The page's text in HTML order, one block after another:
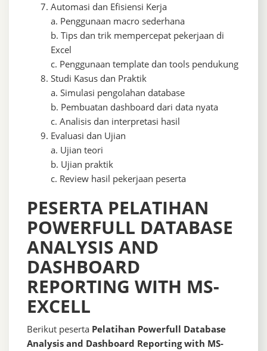
Automasi dan Efisiensi Kerja
a. Penggunaan macro sederhana
b. Tips dan trik mempercepat pekerjaan di
Excel
c. Penggunaan template dan tools pendukung
Studi Kasus dan Praktik
a. Simulasi pengolahan database
b. Pembuatan dashboard dari data nyata
c. Analisis dan interpretasi hasil
Evaluasi dan Ujian
a. Ujian teori
b. Ujian praktik
c. Review hasil pekerjaan peserta
PESERTA PELATIHAN
POWERFULL DATABASE
ANALYSIS AND
DASHBOARD
REPORTING WITH MS-
EXCELL
Berikut peserta Pelatihan Powerfull Database
Analysis and Dashboard Reporting with MS-